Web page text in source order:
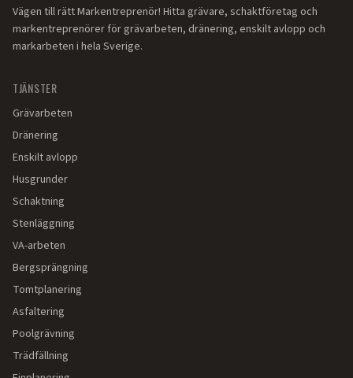
Vägen till rätt Markentreprenör! Hitta grävare, schaktföretag och
markentreprenörer för grävarbeten, dränering, enskilt avlopp och
markarbeten i hela Sverige.
TJÄNSTER
Grävarbeten
Dränering
Enskilt avlopp
Husgrunder
Schaktning
Stenläggning
VA-arbeten
Bergsprängning
Tomtplanering
Asfaltering
Poolgrävning
Trädfällning